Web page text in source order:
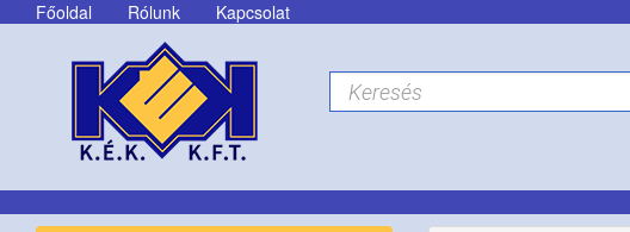
Főoldal Rólunk Kapcsolat